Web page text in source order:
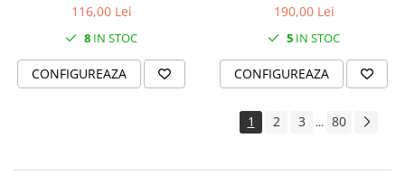
116,00 Lei
8 IN STOC
CONFIGUREAZA
190,00 Lei
5 IN STOC
CONFIGUREAZA
1 2 3 ... 80